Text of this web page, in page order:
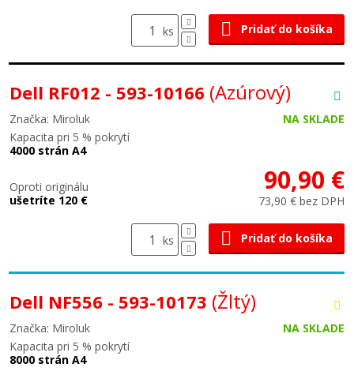
ks Pridať do košíka
Dell RF012 - 593-10166 (Azúrový)
Značka: Miroluk
NA SKLADE
Kapacita pri 5 % pokrytí
4000 strán A4
Oproti originálu
ušetríte 120 €
90,90 €
73,90 € bez DPH
ks Pridať do košíka
Dell NF556 - 593-10173 (Žltý)
Značka: Miroluk
NA SKLADE
Kapacita pri 5 % pokrytí
8000 strán A4